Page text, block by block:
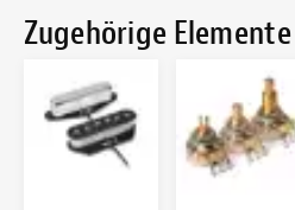
Zugehörige Elemente